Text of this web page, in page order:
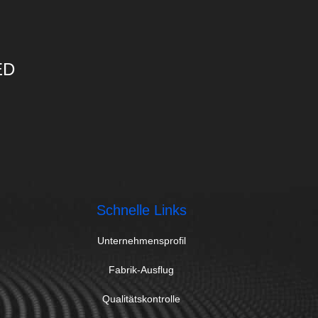
Schnelle Links
Unternehmensprofil
Fabrik-Ausflug
Qualitätskontrolle